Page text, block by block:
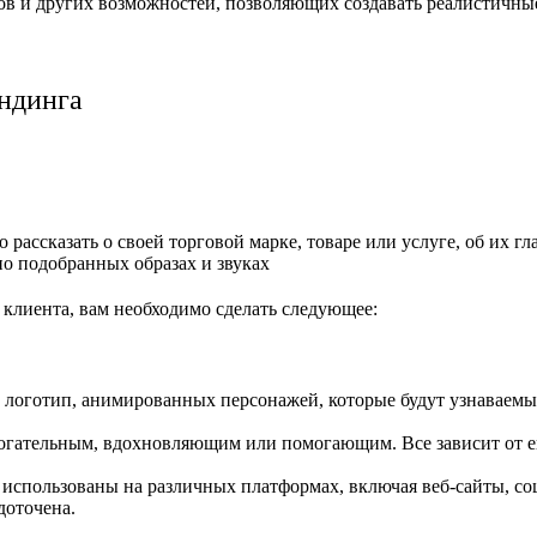
о своей торговой марке, товаре или услуге, об их
образах и звуках
вам необходимо сделать следующее:
анимированных персонажей, которые будут
вдохновляющим или помогающим. Все зависит от
на различных платформах, включая веб-сайты,